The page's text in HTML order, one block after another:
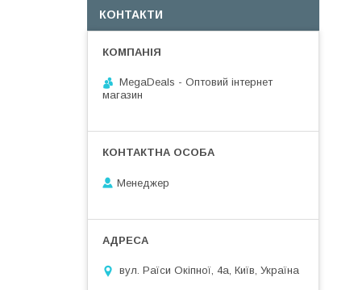
КОНТАКТИ
MegaDeals - Оптовий інтернет
магазин
Менеджер
вул. Раїси Окіпної, 4а, Київ, Україна